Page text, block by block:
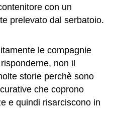
con un
prelevato dal serbatoio.
le compagnie
non il
storie perchè sono
che coprono
e quindi risarciscono in